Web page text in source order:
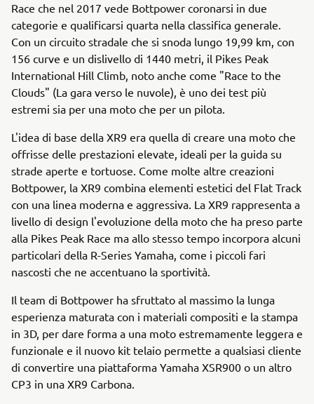
Race che nel 2017 vede Bottpower coronarsi in due
categorie e qualificarsi quarta nella classifica generale.
Con un circuito stradale che si snoda lungo 19,99 km, con
156 curve e un dislivello di 1440 metri, il Pikes Peak
International Hill Climb, noto anche come "Race to the
Clouds" (La gara verso le nuvole), è uno dei test più
estremi sia per una moto che per un pilota.
L'idea di base della XR9 era quella di creare una moto che
offrisse delle prestazioni elevate, ideali per la guida su
strade aperte e tortuose. Come molte altre creazioni
Bottpower, la XR9 combina elementi estetici del Flat Track
con una linea moderna e aggressiva. La XR9 rappresenta a
livello di design l'evoluzione della moto che ha preso parte
alla Pikes Peak Race ma allo stesso tempo incorpora alcuni
particolari della R-Series Yamaha, come i piccoli fari
nascosti che ne accentuano la sportività.
Il team di Bottpower ha sfruttato al massimo la lunga
esperienza maturata con i materiali compositi e la stampa
in 3D, per dare forma a una moto estremamente leggera e
funzionale e il nuovo kit telaio permette a qualsiasi cliente
di convertire una piattaforma Yamaha XSR900 o un altro
CP3 in una XR9 Carbona.